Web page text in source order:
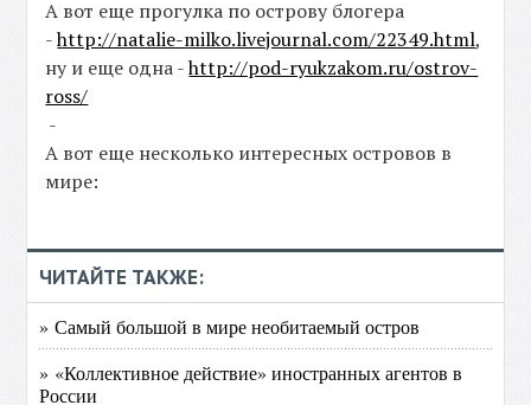
А вот еще прогулка по острову блогера
-http://natalie-milko.livejournal.com/22349.html,
ну и еще одна -http://pod-ryukzakom.ru/ostrov-
ross/
-
А вот еще несколько интересных островов в
мире:
ЧИТАЙТЕ ТАКЖЕ:
» Самый большой в мире необитаемый остров
» «Коллективное действие» иностранных агентов в
России